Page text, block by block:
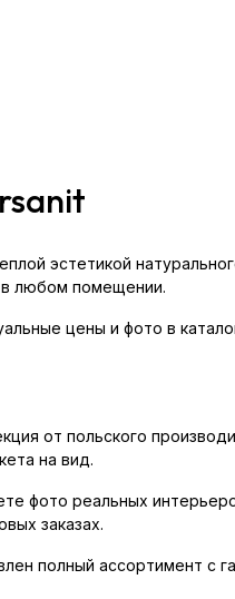
эстетикой
в любом помещении.
цены и фото в
от польского
на вид.
фото реальных
заказах.
полный ассортимент с